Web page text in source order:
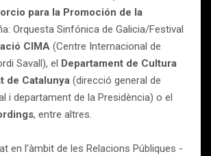
para la Promoción de la
Orquesta Sinfónica de Galicia/Festival
CIMA (Centre Internacional de
Savall), el Departament de Cultura
de Catalunya (direcció general de
i departament de la Presidència) o el
, entre altres.
en l’àmbit de les Relacions Públiques -